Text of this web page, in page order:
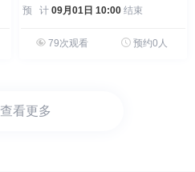
预 计 09月01日 10:00 结束
79次观看 预约0人
查看更多